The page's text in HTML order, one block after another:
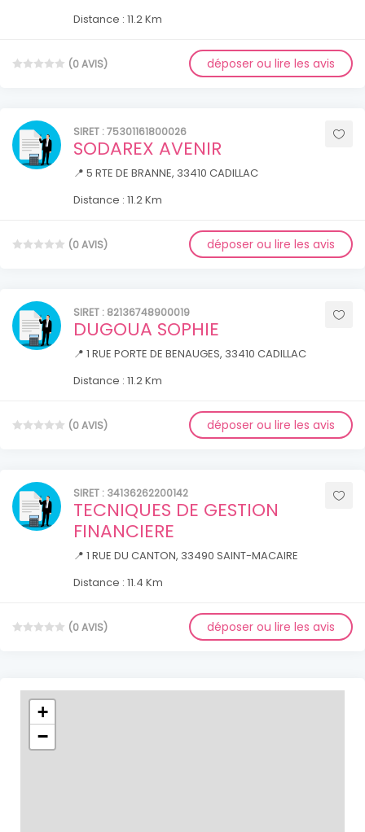
Distance : 11.2 Km
(0 AVIS) déposer ou lire les avis
SIRET : 75301161800026
SODAREX AVENIR
📍 5 RTE DE BRANNE, 33410 CADILLAC
Distance : 11.2 Km
(0 AVIS) déposer ou lire les avis
SIRET : 82136748900019
DUGOUA SOPHIE
📍 1 RUE PORTE DE BENAUGES, 33410 CADILLAC
Distance : 11.2 Km
(0 AVIS) déposer ou lire les avis
SIRET : 34136262200142
TECNIQUES DE GESTION
FINANCIERE
📍 1 RUE DU CANTON, 33490 SAINT-MACAIRE
Distance : 11.4 Km
(0 AVIS) déposer ou lire les avis
+
−